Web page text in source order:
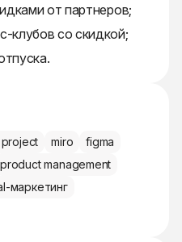
от партнеров;
клубов со скидкой;
project miro
figma
product management
маркетинг